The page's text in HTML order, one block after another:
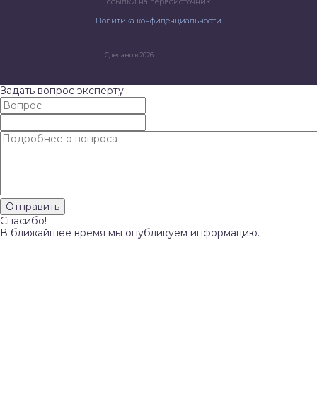
Политика конфиденциальности
Сделано в 2026
Задать вопрос эксперту
Спасибо!
В ближайшее время мы опубликуем информацию.